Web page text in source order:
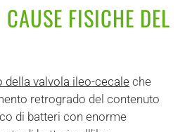
FISICHE DEL
della valvola ileo-cecale che
retrogrado del contenuto
di batteri con enorme